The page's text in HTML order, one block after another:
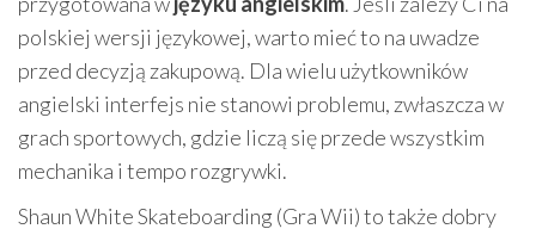
polskiej wersji językowej, warto mieć to na uwadze
przed decyzją zakupową. Dla wielu użytkowników
angielski interfejs nie stanowi problemu, zwłaszcza w
grach sportowych, gdzie liczą się przede wszystkim
mechanika i tempo rozgrywki.
Shaun White Skateboarding (Gra Wii) to także dobry